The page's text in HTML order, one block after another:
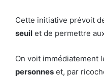
Cette initiative prévoit
seuil et de permettre
On voit immédiatement
personnes et, par